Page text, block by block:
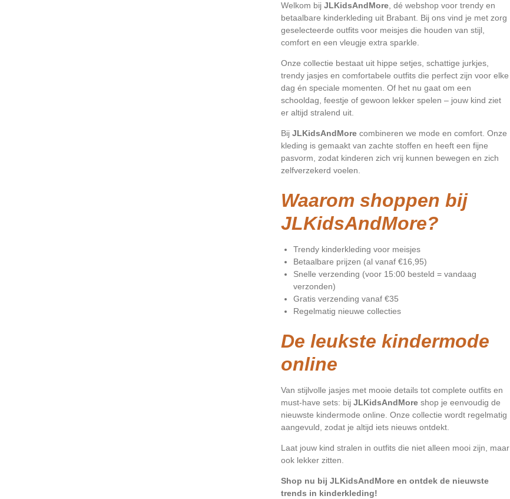
Welkom bij JLKidsAndMore , dé webshop voor trendy en
betaalbare kinderkleding uit Brabant. Bij ons vind je met zorg
geselecteerde outfits voor meisjes die houden van stijl,
comfort en een vleugje extra sparkle.
Onze collectie bestaat uit hippe setjes, schattige jurkjes,
trendy jasjes en comfortabele outfits die perfect zijn voor elke
dag én speciale momenten. Of het nu gaat om een
schooldag, feestje of gewoon lekker spelen – jouw kind ziet
er altijd stralend uit.
Bij JLKidsAndMore combineren we mode en comfort. Onze
kleding is gemaakt van zachte stoffen en heeft een fijne
pasvorm, zodat kinderen zich vrij kunnen bewegen en zich
zelfverzekerd voelen.
Waarom shoppen bij
JLKidsAndMore?
Trendy kinderkleding voor meisjes
Betaalbare prijzen (al vanaf €16,95)
Snelle verzending (voor 15:00 besteld = vandaag
verzonden)
Gratis verzending vanaf €35
Regelmatig nieuwe collecties
De leukste kindermode
online
Van stijlvolle jasjes met mooie details tot complete outfits en
must-have sets: bij JLKidsAndMore shop je eenvoudig de
nieuwste kindermode online. Onze collectie wordt regelmatig
aangevuld, zodat je altijd iets nieuws ontdekt.
Laat jouw kind stralen in outfits die niet alleen mooi zijn, maar
ook lekker zitten.
Shop nu bij JLKidsAndMore en ontdek de nieuwste
trends in kinderkleding!